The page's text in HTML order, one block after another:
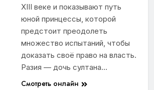
XIII веке и показывают путь
юной принцессы, которой
предстоит преодолеть
множество испытаний, чтобы
доказать своё право на власть.
Разия — дочь султана…
Смотреть онлайн